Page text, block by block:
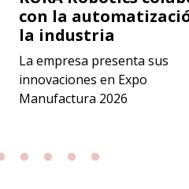
con la
la industria
La empresa presenta sus
innovaciones en Expo
Manufactura 2026